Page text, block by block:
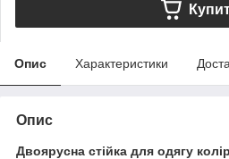
Опис Характеристики
Опис
Двоярусна стійка для одягу